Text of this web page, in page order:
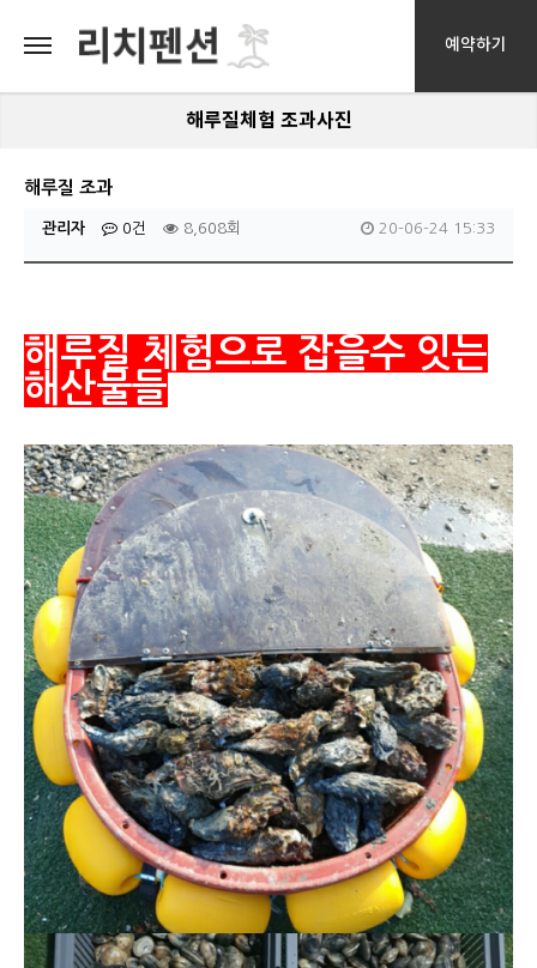
예약하기
해루질체험 조과사진
해루질 조과
관리자 0건 8,608회 20-06-24 15:33
해루질 체험으로 잡을수 잇는
해산물들